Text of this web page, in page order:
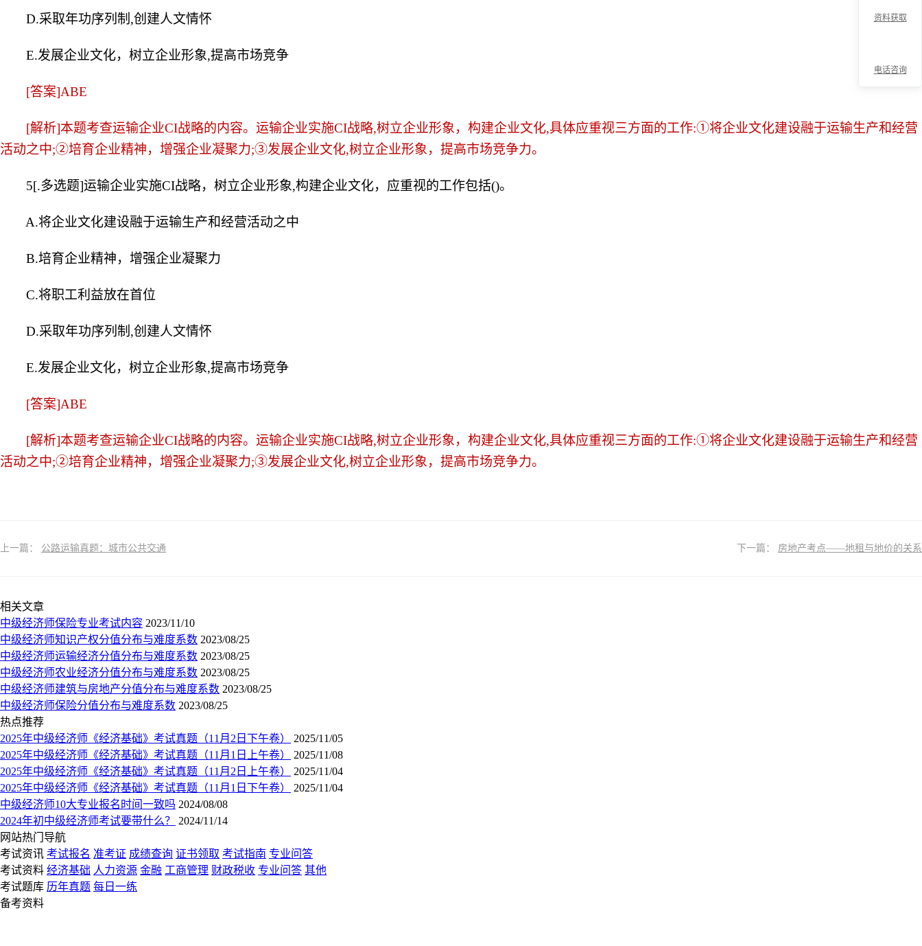
D.采取年功序列制,创建人文情怀
E.发展企业文化，树立企业形象,提高市场竞争
[答案]ABE
[解析]本题考查运输企业CI战略的内容。运输企业实施CI战略,树立企业形象，构建企业文化,具体应重视三方面的工作:①将企业文化建设融于运输生产和经营
活动之中;②培育企业精神，增强企业凝聚力;③发展企业文化,树立企业形象，提高市场竞争力。
5[.多选题]运输企业实施CI战略，树立企业形象,构建企业文化，应重视的工作包括()。
A.将企业文化建设融于运输生产和经营活动之中
B.培育企业精神，增强企业凝聚力
C.将职工利益放在首位
D.采取年功序列制,创建人文情怀
E.发展企业文化，树立企业形象,提高市场竞争
[答案]ABE
[解析]本题考查运输企业CI战略的内容。运输企业实施CI战略,树立企业形象，构建企业文化,具体应重视三方面的工作:①将企业文化建设融于运输生产和经营
活动之中;②培育企业精神，增强企业凝聚力;③发展企业文化,树立企业形象，提高市场竞争力。
上一篇： 公路运输真题：城市公共交通 下一篇： 房地产考点——地租与地价的关系
相关文章
中级经济师保险专业考试内容 2023/11/10
中级经济师知识产权分值分布与难度系数 2023/08/25
中级经济师运输经济分值分布与难度系数 2023/08/25
中级经济师农业经济分值分布与难度系数 2023/08/25
中级经济师建筑与房地产分值分布与难度系数 2023/08/25
中级经济师保险分值分布与难度系数 2023/08/25
热点推荐
2025年中级经济师《经济基础》考试真题（11月2日下午卷）
2025/11/05
2025年中级经济师《经济基础》考试真题（11月1日上午卷）
2025/11/08
2025年中级经济师《经济基础》考试真题（11月2日上午卷）
2025/11/04
2025年中级经济师《经济基础》考试真题（11月1日下午卷）
2025/11/04
中级经济师10大专业报名时间一致吗 2024/08/08
2024年初中级经济师考试要带什么？
2024/11/14
网站热门导航
考试资讯 考试报名 准考证 成绩查询 证书领取 考试指南 专业问答
考试资料 经济基础 人力资源 金融 工商管理 财政税收 专业问答 其他
考试题库 历年真题 每日一练
备考资料
资料获取
电话咨询